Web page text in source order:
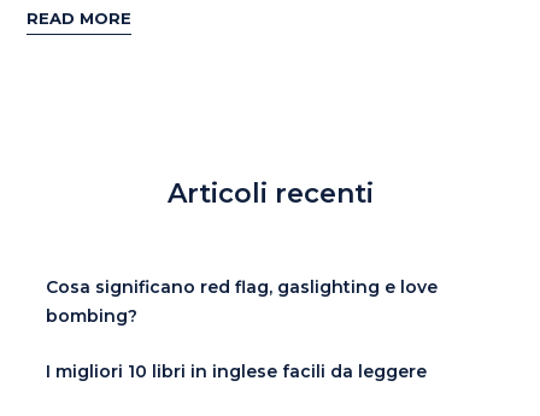
READ MORE
Articoli recenti
Cosa significano red flag, gaslighting e love
bombing?
I migliori 10 libri in inglese facili da leggere